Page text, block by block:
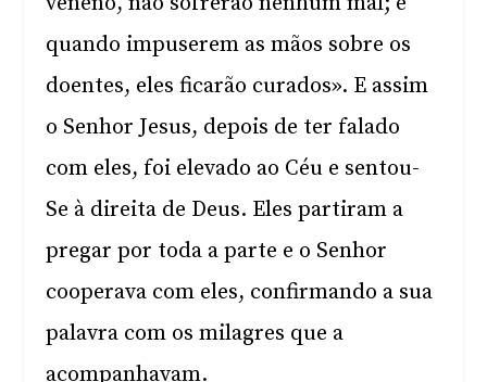
quando impuserem as mãos sobre os
doentes, eles ficarão curados». E assim
o Senhor Jesus, depois de ter falado
com eles, foi elevado ao Céu e sentou-
Se à direita de Deus. Eles partiram a
pregar por toda a parte e o Senhor
cooperava com eles, confirmando a sua
palavra com os milagres que a
acompanhavam.